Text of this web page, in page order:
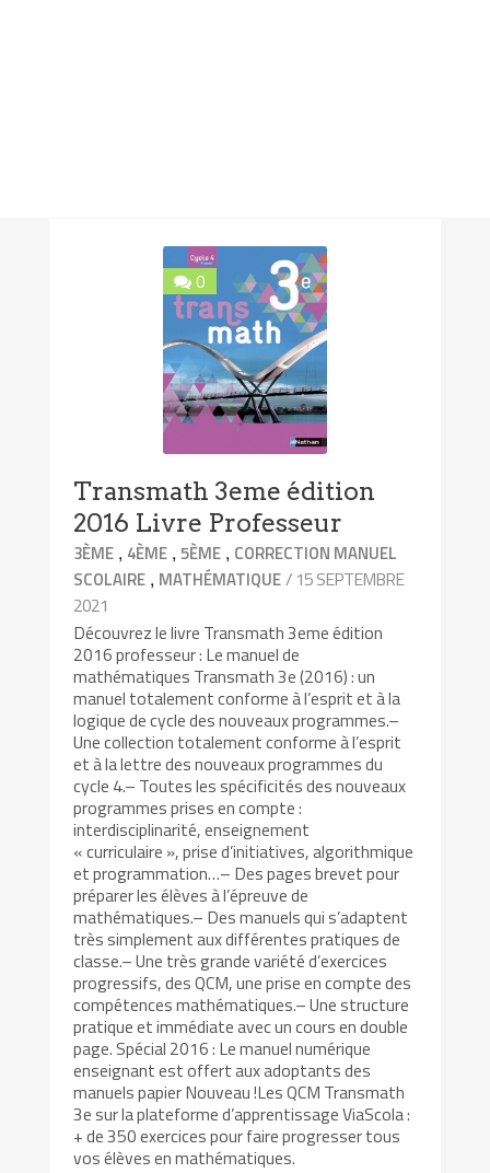
0
Transmath 3eme édition
2016 Livre Professeur
3ÈME , 4ÈME ,5ÈME , CORRECTION MANUEL
SCOLAIRE , MATHÉMATIQUE/ 15 SEPTEMBRE
2021
Découvrez le livre Transmath 3eme édition
2016 professeur : Le manuel de
mathématiques Transmath 3e (2016) : un
manuel totalement conforme à l’esprit et à la
logique de cycle des nouveaux programmes.–
Une collection totalement conforme à l’esprit
et à la lettre des nouveaux programmes du
cycle 4.– Toutes les spécificités des nouveaux
programmes prises en compte :
interdisciplinarité, enseignement
« curriculaire », prise d’initiatives, algorithmique
et programmation…– Des pages brevet pour
préparer les élèves à l’épreuve de
mathématiques.– Des manuels qui s’adaptent
très simplement aux différentes pratiques de
classe.– Une très grande variété d’exercices
progressifs, des QCM, une prise en compte des
compétences mathématiques.– Une structure
pratique et immédiate avec un cours en double
page. Spécial 2016 : Le manuel numérique
enseignant est offert aux adoptants des
manuels papier Nouveau !Les QCM Transmath
3e sur la plateforme d’apprentissage ViaScola :
+ de 350 exercices pour faire progresser tous
vos élèves en mathématiques.